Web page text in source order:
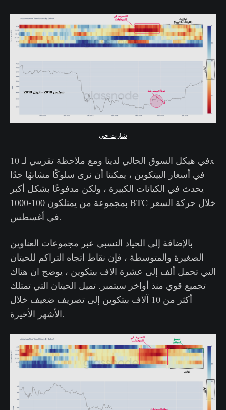
شارت حي
في هيكل السوق الحالي لدينا ومع ملاحظة تقريبي لـ 10x
في أسعار البيتكوين ، يمكننا أن نرى سلوكًا مشابهًا جدًا
يحدث في الكيانات الكبيرة ، ولكن مدفوعًا بشكل أكبر
بمجموعة من يمتلكون 100-1000 BTC خلال حركة السعر
في أغسطس.
بالإضافة إلى الحياد النسبي عبر مجموعات العناوين
الصغيرة والمتوسطة ، فإن نقاط اتجاه التراكم للحيتان
التي تحمل ألف إلى عشرة الاف بيتكوين ، يوضح ان هناك
تجميع قوي منذ أواخر سبتمبر. تميل الحيتان التي تمتلك
أكثر من 10 آلاف بيتكوين إلى تصريف ضعيف خلال
الأشهر الأخيرة.